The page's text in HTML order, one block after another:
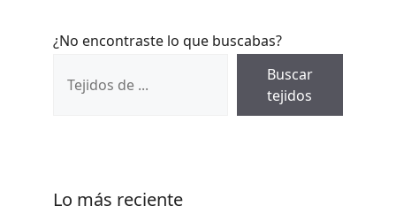
¿No encontraste lo que buscabas?
Buscar
tejidos
Lo más reciente